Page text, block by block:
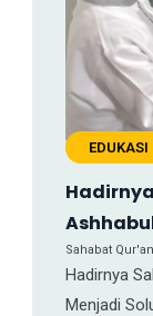
EDUKASI
Tengah
Masa Kini
Sahabat Qur'an
Hadirnya
Menjadi